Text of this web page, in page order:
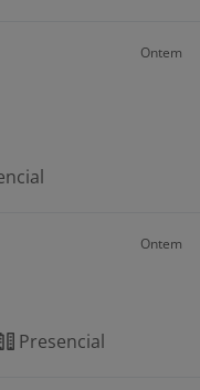
Ontem
Ontem
Presencial